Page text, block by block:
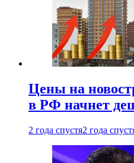
Цены на
в РФ начнет
2 года спустя2 года